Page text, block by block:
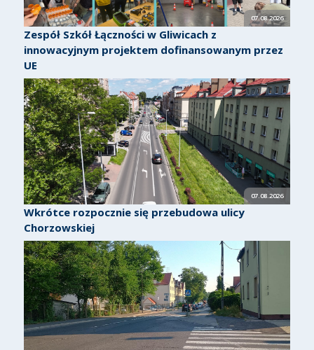
07.08.2026
Zespół Szkół Łączności w Gliwicach z
innowacyjnym projektem dofinansowanym przez
UE
07.08.2026
Wkrótce rozpocznie się przebudowa ulicy
Chorzowskiej